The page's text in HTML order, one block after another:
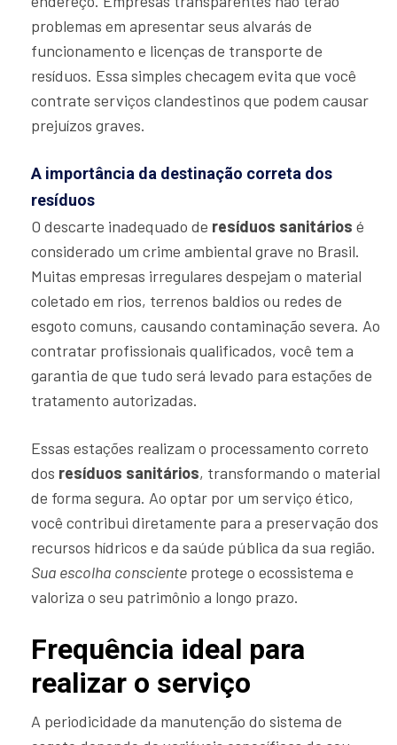
problemas em apresentar seus alvarás de
funcionamento e licenças de transporte de
resíduos. Essa simples checagem evita que você
contrate serviços clandestinos que podem causar
prejuízos graves.
A importância da destinação correta dos
resíduos
O descarte inadequado de resíduos sanitários é
considerado um crime ambiental grave no Brasil.
Muitas empresas irregulares despejam o material
coletado em rios, terrenos baldios ou redes de
esgoto comuns, causando contaminação severa. Ao
contratar profissionais qualificados, você tem a
garantia de que tudo será levado para estações de
tratamento autorizadas.
Essas estações realizam o processamento correto
dos resíduos sanitários, transformando o material
de forma segura. Ao optar por um serviço ético,
você contribui diretamente para a preservação dos
recursos hídricos e da saúde pública da sua região.
Sua escolha consciente protege o ecossistema e
valoriza o seu patrimônio a longo prazo.
Frequência ideal para
realizar o serviço
A periodicidade da manutenção do sistema de